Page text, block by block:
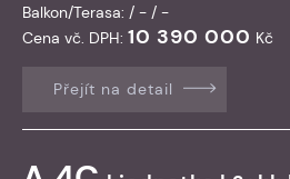
Balkon/Terasa: / - / -
Cena vč. DPH: 10 390 000 Kč
Přejít na detail